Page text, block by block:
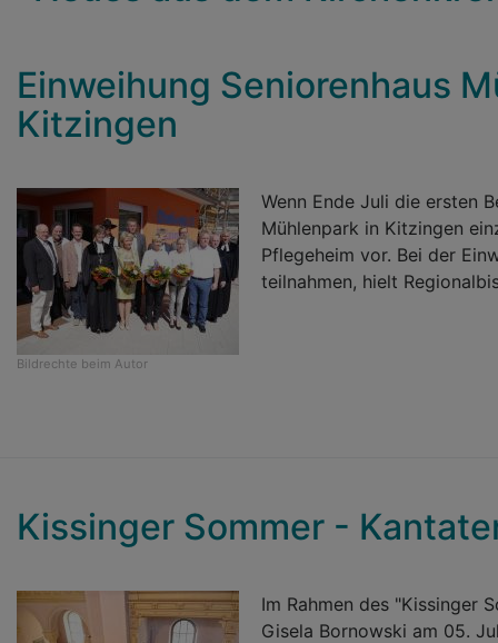
Einweihung Seniorenhaus
Kitzingen
Bildrechte beim Autor
Wenn Ende Juli die ersten
Mühlenpark in Kitzingen
Pflegeheim vor. Bei der
teilnahmen, hielt
Kissinger Sommer -
Im Rahmen des "Kissinger
Gisela Bornowski am 05.